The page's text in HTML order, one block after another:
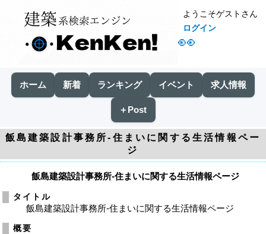
👀
ようこそゲストさん
ログイン
ホーム 新着 ランキング イベント 求人情報
＋Post
飯島建築設計事務所-住まいに関する生活情報ペー
ジ
飯島建築設計事務所-住まいに関する生活情報ページ
タイトル
飯島建築設計事務所-住まいに関する生活情報ページ
概要